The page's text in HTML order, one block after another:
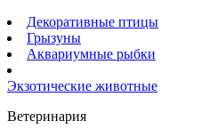
Декоративные птицы
Грызуны
Аквариумные рыбки
Экзотические животные
Ветеринария